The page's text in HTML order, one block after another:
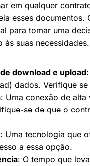
em qualquer
esses
para tomar uma
às suas
download e upload
dados. Verifique
: Uma conexão de alta
se de que o
: Uma tecnologia que
a essa opção.
: O tempo que